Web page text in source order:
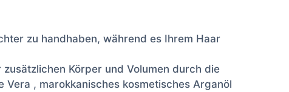
zu handhaben, während es Ihrem Haar
Körper und Volumen durch die
, marokkanisches kosmetisches Arganöl